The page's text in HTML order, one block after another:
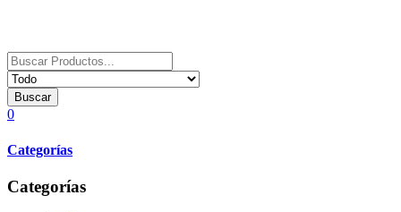
Buscar
0
Categorías
Categorías